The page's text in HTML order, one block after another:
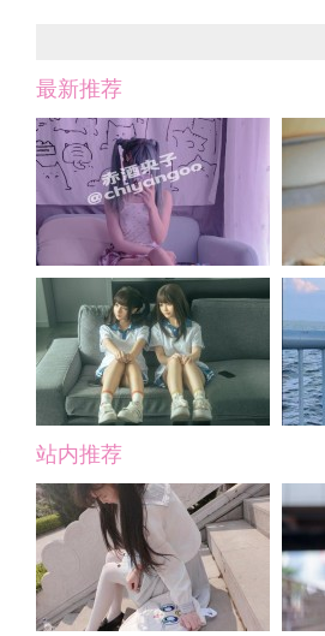
最新推荐
站内推荐